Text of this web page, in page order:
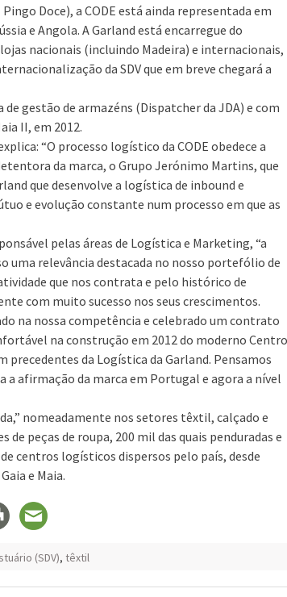
Doce), a CODE está ainda representada em
e Angola. A Garland está encarregue do
nacionais (incluindo Madeira) e internacionais,
da SDV que em breve chegará a
gestão de armazéns (Dispatcher da JDA) e com
II, em 2012.
“O processo logístico da CODE obedece a
da marca, o Grupo Jerónimo Martins, que
que desenvolve a logística de inbound e
e evolução constante num processo em que as
pelas áreas de Logística e Marketing, “a
uma relevância destacada no nosso portefólio de
que nos contrata e pelo histórico de
com muito sucesso nos seus crescimentos.
na nossa competência e celebrado um contrato
na construção em 2012 do moderno Centro
precedentes da Logística da Garland. Pensamos
afirmação da marca em Portugal e agora a nível
nomeadamente nos setores têxtil, calçado e
peças de roupa, 200 mil das quais penduradas e
centros logísticos dispersos pelo país, desde
e Maia.
(SDV), têxtil